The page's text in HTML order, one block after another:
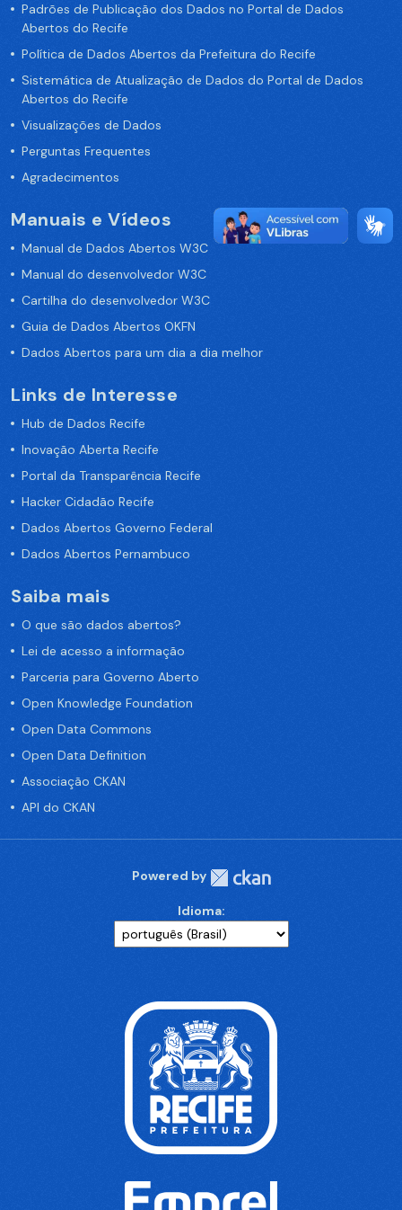
Padrões de Publicação dos Dados no Portal de Dados
Abertos do Recife
Política de Dados Abertos da Prefeitura do Recife
Sistemática de Atualização de Dados do Portal de Dados
Abertos do Recife
Visualizações de Dados
Perguntas Frequentes
Agradecimentos
Manuais e Vídeos
Manual de Dados Abertos W3C
Manual do desenvolvedor W3C
Cartilha do desenvolvedor W3C
Guia de Dados Abertos OKFN
Dados Abertos para um dia a dia melhor
Links de Interesse
Hub de Dados Recife
Inovação Aberta Recife
Portal da Transparência Recife
Hacker Cidadão Recife
Dados Abertos Governo Federal
Dados Abertos Pernambuco
Saiba mais
O que são dados abertos?
Lei de acesso a informação
Parceria para Governo Aberto
Open Knowledge Foundation
Open Data Commons
Open Data Definition
Associação CKAN
API do CKAN
Powered by
Idioma